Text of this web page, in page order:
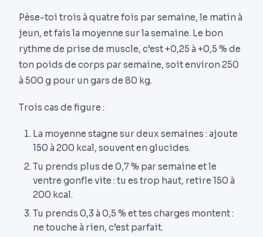
Pèse-toi trois à quatre fois par semaine, le matin à
jeun, et fais la moyenne sur la semaine. Le bon
rythme de prise de muscle, c’est +0,25 à +0,5 % de
ton poids de corps par semaine, soit environ 250
à 500 g pour un gars de 80 kg.
Trois cas de figure :
La moyenne stagne sur deux semaines : ajoute
150 à 200 kcal, souvent en glucides.
Tu prends plus de 0,7 % par semaine et le
ventre gonfle vite : tu es trop haut, retire 150 à
200 kcal.
Tu prends 0,3 à 0,5 % et tes charges montent :
ne touche à rien, c’est parfait.